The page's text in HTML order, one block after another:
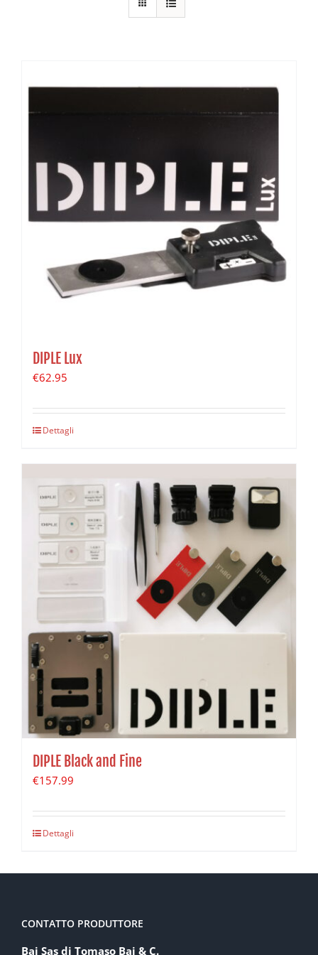
DIPLE Lux
€62.95
Dettagli
DIPLE Black and Fine
€157.99
Dettagli
CONTATTO PRODUTTORE
Baj Sas di Tomaso Baj & C.